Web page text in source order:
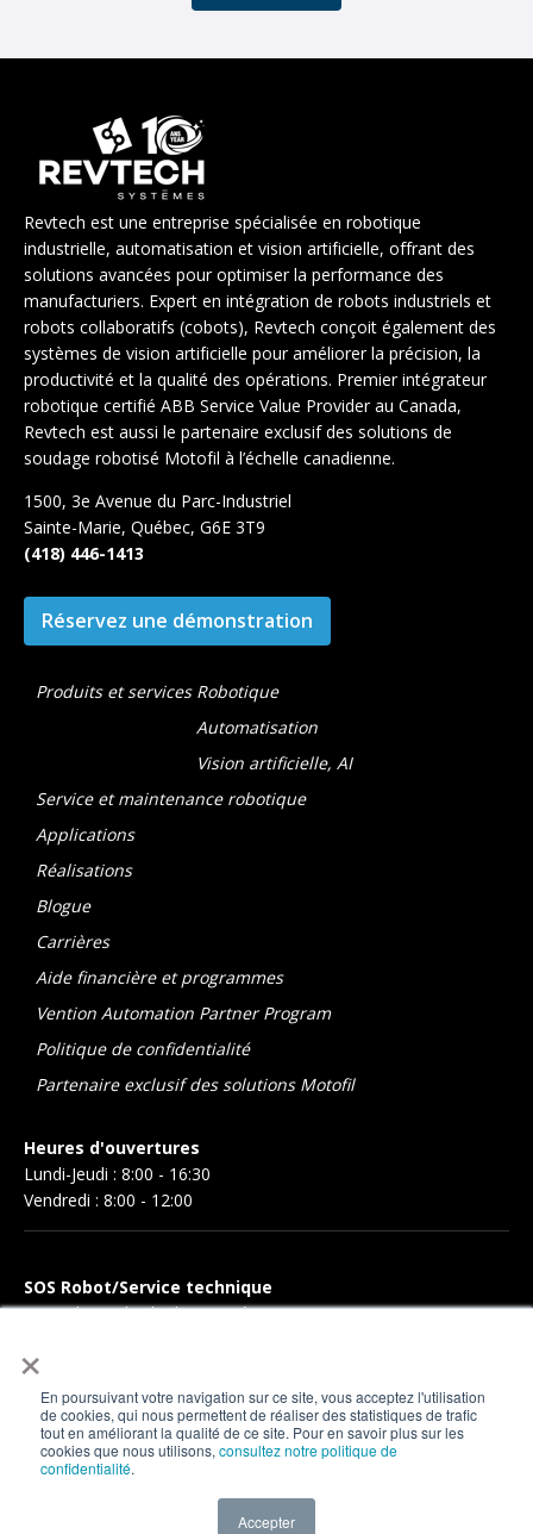
×
En poursuivant votre navigation sur ce site, vous acceptez l'utilisation
de cookies, qui nous permettent de réaliser des statistiques de trafic
tout en améliorant la qualité de ce site. Pour en savoir plus sur les
cookies que nous utilisons, consultez notre politique de
confidentialité.
Accepter
Revtech est une entreprise spécialisée en robotique
industrielle, automatisation et vision artificielle, offrant des
solutions avancées pour optimiser la performance des
manufacturiers. Expert en intégration de robots industriels et
robots collaboratifs (cobots), Revtech conçoit également des
systèmes de vision artificielle pour améliorer la précision, la
productivité et la qualité des opérations. Premier intégrateur
robotique certifié ABB Service Value Provider au Canada,
Revtech est aussi le partenaire exclusif des solutions de
soudage robotisé Motofil à l’échelle canadienne.
1500, 3e Avenue du Parc-Industriel
Sainte-Marie, Québec, G6E 3T9
(418) 446-1413
Réservez une démonstration
Produits et services Robotique
Automatisation
Vision artificielle, AI
Service et maintenance robotique
Applications
Réalisations
Blogue
Carrières
Aide financière et programmes
Vention Automation Partner Program
Politique de confidentialité
Partenaire exclusif des solutions Motofil
Heures d'ouvertures
Lundi-Jeudi : 8:00 - 16:30
Vendredi : 8:00 - 12:00
SOS Robot/Service technique
Pour obtenir l'aide de notre équipe, vous pouvez nous
remplissant une
Support technique